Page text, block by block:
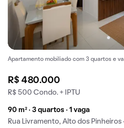
Apartamento mobiliado com 3 quartos e
R$ 480.000
R$ 500 Condo. + IPTU
90 m² · 3 quartos · 1 vaga
Rua Livramento, Alto dos Pinheiros